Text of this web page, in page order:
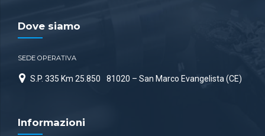
Dove siamo
SEDE OPERATIVA
S.P. 335 Km 25.850 81020 – San Marco Evangelista (CE)
Informazioni